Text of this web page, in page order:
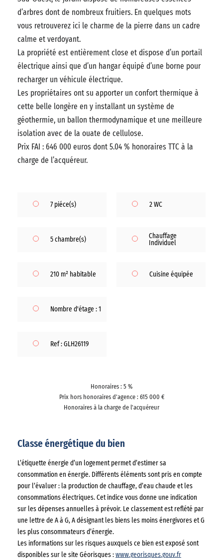
d’arbres dont de nombreux fruitiers. En quelques mots
vous retrouverez ici le charme de la pierre dans un cadre
calme et verdoyant.
La propriété est entièrement close et dispose d’un portail
électrique ainsi que d’un hangar équipé d’une borne pour
recharger un véhicule électrique.
Les propriétaires ont su apporter un confort thermique à
cette belle longère en y installant un système de
géothermie, un ballon thermodynamique et une meilleure
isolation avec de la ouate de cellulose.
Prix FAI : 646 000 euros dont 5.04 % honoraires TTC à la
charge de l’acquéreur.
7 piéce(s)
5 chambre(s)
210 m² habitable
2 WC
Chauffage
Individuel
Cuisine équipée
Nombre d'étage : 1
Ref : GLH26119
Honoraires : 5 %
Prix hors honoraires d'agence : 615 000 €
Honoraires à la charge de l'acquéreur
Classe énergétique du bien
L’étiquette énergie d’un logement permet d’estimer sa
consommation en énergie. Différents éléments sont pris en compte
pour l’évaluer : la production de chauffage, d’eau chaude et les
consommations électriques. Cet indice vous donne une indication
sur les dépenses annuelles à prévoir. Le classement est reflété par
une lettre de A à G, A désignant les biens les moins énergivores et G
les plus consommateurs d’énergie.
Les informations sur les risques auxquels ce bien est exposé sont
disponibles sur le site Géorisques : www.georisques.gouv.fr